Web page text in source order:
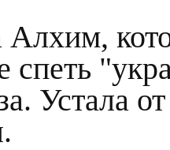
Алхим,
спеть
Устала